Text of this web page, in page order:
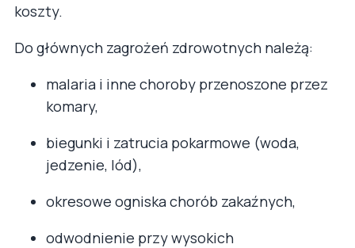
koszty.
Do głównych zagrożeń zdrowotnych należą:
malaria i inne choroby przenoszone przez
komary,
biegunki i zatrucia pokarmowe (woda,
jedzenie, lód),
okresowe ogniska chorób zakaźnych,
odwodnienie przy wysokich